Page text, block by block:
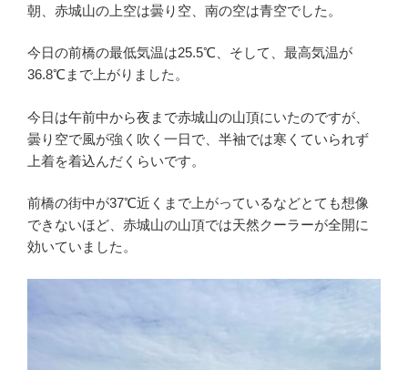
朝、赤城山の上空は曇り空、南の空は青空でした。
今日の前橋の最低気温は25.5℃、そして、最高気温が
36.8℃まで上がりました。
今日は午前中から夜まで赤城山の山頂にいたのですが、
曇り空で風が強く吹く一日で、半袖では寒くていられず
上着を着込んだくらいです。
前橋の街中が37℃近くまで上がっているなどとても想像
できないほど、赤城山の山頂では天然クーラーが全開に
効いていました。